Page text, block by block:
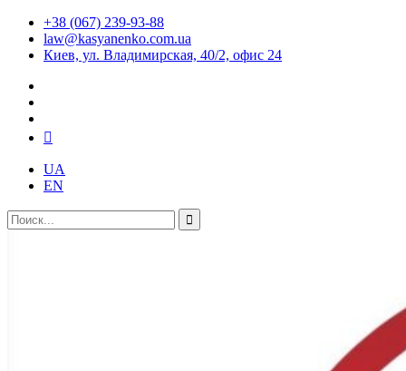
+38 (067) 239-93-88
law@kasyanenko.com.ua
Киев, ул. Владимирская, 40/2, офис 24
UA
EN